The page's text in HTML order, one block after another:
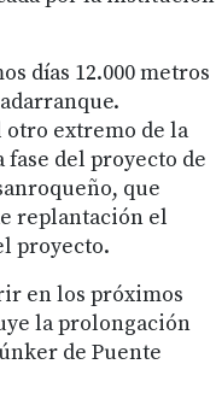
días 12.000 metros
extremo de la
del proyecto de
que
replantación el
proyecto.
en los próximos
la prolongación
de Puente